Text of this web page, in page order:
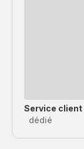
Service client
dédié